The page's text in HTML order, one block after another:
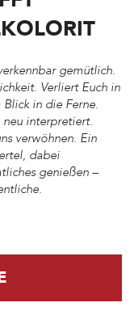
gemütlich.
Verliert Euch in
in die Ferne.
interpretiert.
verwöhnen. Ein
dabei
genießen –